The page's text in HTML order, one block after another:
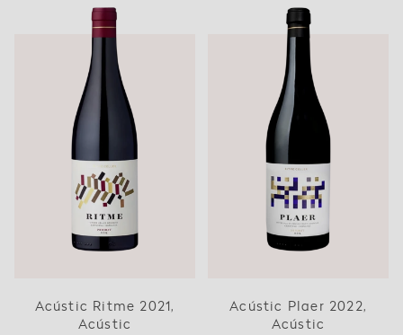
Acústic Ritme 2021,
Acústic
Acústic Plaer 2022,
Acústic